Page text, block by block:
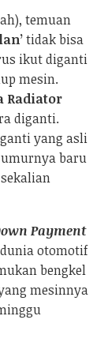
temuan
tidak bisa
ikut diganti
mesin.
Radiator
diganti.
yang asli
umurnya baru
Payment
otomotif
bengkel
mesinnya